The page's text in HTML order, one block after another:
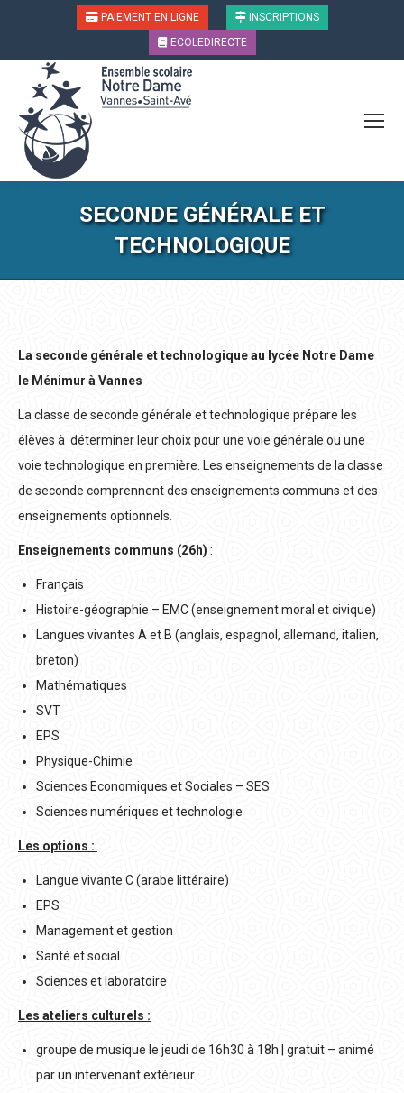
PAIEMENT EN LIGNE
INSCRIPTIONS
ECOLEDIRECTE
SECONDE GÉNÉRALE ET
TECHNOLOGIQUE
La seconde générale et technologique au lycée Notre Dame
le Ménimur à Vannes
La classe de seconde générale et technologique prépare les
élèves à déterminer leur choix pour une voie générale ou une
voie technologique en première. Les enseignements de la classe
de seconde comprennent des enseignements communs et des
enseignements optionnels.
Enseignements communs (26h) :
Français
Histoire-géographie – EMC (enseignement moral et civique)
Langues vivantes A et B (anglais, espagnol, allemand, italien,
breton)
Mathématiques
SVT
EPS
Physique-Chimie
Sciences Economiques et Sociales – SES
Sciences numériques et technologie
Les options :
Langue vivante C (arabe littéraire)
EPS
Management et gestion
Santé et social
Sciences et laboratoire
Les ateliers culturels :
groupe de musique le jeudi de 16h30 à 18h | gratuit – animé
par un intervenant extérieur